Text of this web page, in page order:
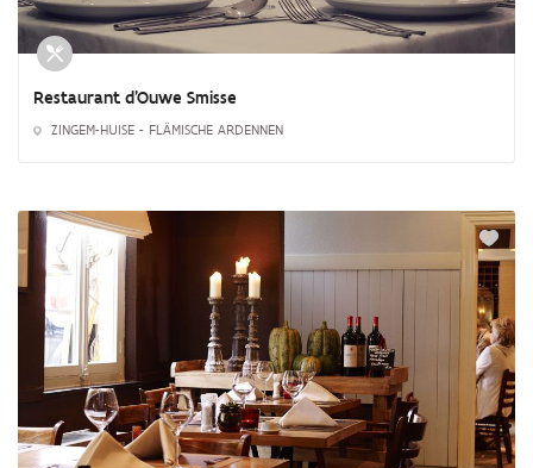
Restaurant d'Ouwe Smisse
ZINGEM-HUISE - FLÄMISCHE ARDENNEN